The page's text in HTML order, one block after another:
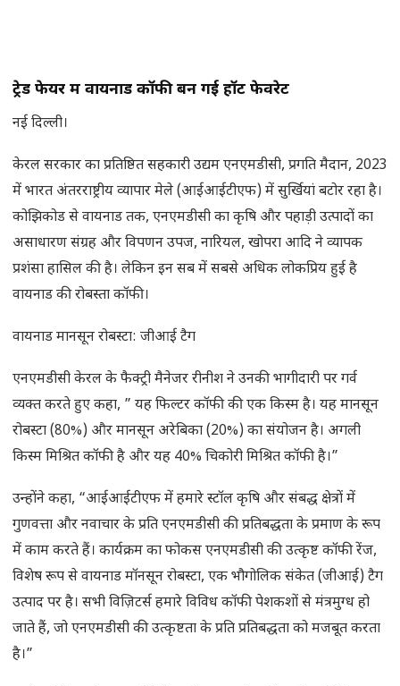
ट्रेड फेयर में वायनाड कॉफी बन गई हॉट फेवरेट
नई दिल्ली।
केरल सरकार का प्रतिष्ठित सहकारी उद्यम एनएमडीसी, प्रगति मैदान, 2023
में भारत अंतरराष्ट्रीय व्यापार मेले (आईआईटीएफ) में सुर्खियां बटोर रहा है।
कोझिकोड से वायनाड तक, एनएमडीसी का कृषि और पहाड़ी उत्पादों का
असाधारण संग्रह और विपणन उपज, नारियल, खोपरा आदि ने व्यापक
प्रशंसा हासिल की है। लेकिन इन सब में सबसे अधिक लोकप्रिय हुई है
वायनाड की रोबस्ता कॉफी।
वायनाड मानसून रोबस्टा: जीआई टैग
एनएमडीसी केरल के फैक्ट्री मैनेजर रीनीश ने उनकी भागीदारी पर गर्व
व्यक्त करते हुए कहा, ” यह फिल्टर कॉफी की एक किस्म है। यह मानसून
रोबस्टा (80%) और मानसून अरेबिका (20%) का संयोजन है। अगली
किस्म मिश्रित कॉफी है और यह 40% चिकोरी मिश्रित कॉफी है।”
उन्होंने कहा, “आईआईटीएफ में हमारे स्टॉल कृषि और संबद्ध क्षेत्रों में
गुणवत्ता और नवाचार के प्रति एनएमडीसी की प्रतिबद्धता के प्रमाण के रूप
में काम करते हैं। कार्यक्रम का फोकस एनएमडीसी की उत्कृष्ट कॉफी रेंज,
विशेष रूप से वायनाड मॉनसून रोबस्टा, एक भौगोलिक संकेत (जीआई) टैग
उत्पाद पर है। सभी विज़िटर्स हमारे विविध कॉफी पेशकशों से मंत्रमुग्ध हो
जाते हैं, जो एनएमडीसी की उत्कृष्टता के प्रति प्रतिबद्धता को मजबूत करता
है।”